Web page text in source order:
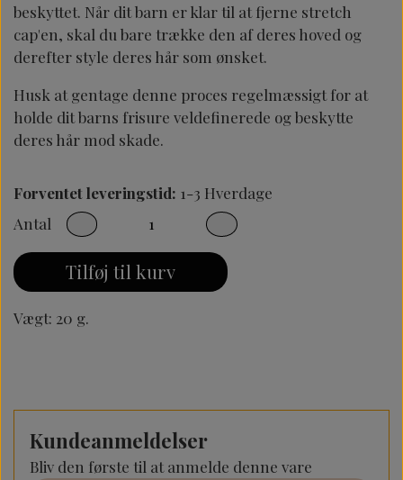
beskyttet. Når dit barn er klar til at fjerne stretch
cap'en, skal du bare trække den af ​​deres hoved og
derefter style deres hår som ønsket.
Husk at gentage denne proces regelmæssigt for at
holde dit barns frisure veldefinerede og beskytte
deres hår mod skade.
Forventet leveringstid: 1-3 Hverdage
Antal
Tilføj til kurv
Vægt: 20 g.
Kundeanmeldelser
Bliv den første til at anmelde denne vare